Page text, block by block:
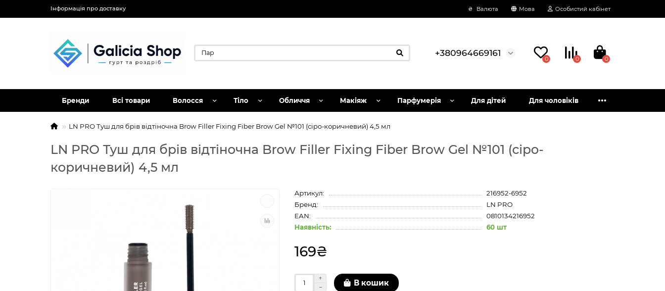
Інформація про доставку ₴ Валюта Мова Особистий кабінет
+380964669161
0 0 0
Бренди Всі товари Волосся Тіло Обличчя Макіяж Парфумерія Для дітей Для чоловіків
LN PRO Туш для брів відтіночна Brow Filler Fixing Fiber Brow Gel №101 (сіро-коричневий) 4,5 мл
LN PRO Туш для брів відтіночна Brow Filler Fixing Fiber Brow Gel №101 (сіро-
коричневий) 4,5 мл
Артикул:
216952-6952
Бренд:
LN PRO
EAN:
0810134216952
Наявність:
60 шт
169₴
В кошик